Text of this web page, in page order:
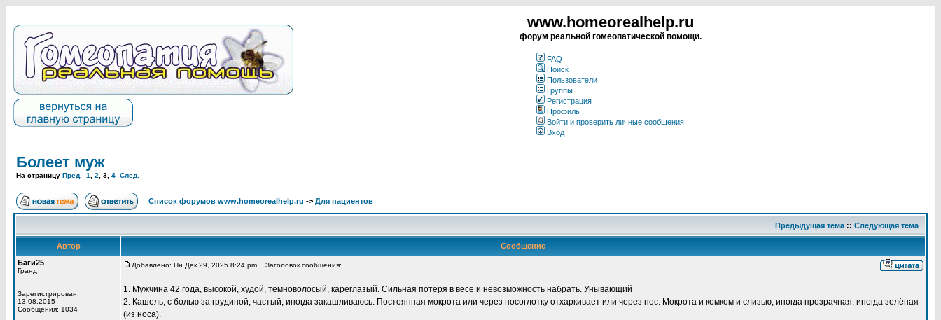
www.homeorealhelp.ru
форум реальной гомеопатической помощи.
FAQ
Поиск
Пользователи
Группы
Регистрация
Профиль
Войти и проверить личные сообщения
Вход
Болеет муж
На страницу Пред. 1 2 3 4 След.
Список форумов www.homeorealhelp.ru -> Для пациентов
Предыдущая тема :: Следующая тема
Автор
Сообщение
Баги25
Гранд
Зарегистрирован:
13.08.2015
Сообщения: 1034
Добавлено: Пн Дек 29, 2025 8:24 pm Заголовок сообщения:
1. Мужчина 42 года, высокой, худой, темноволосый, кареглазый. Сильная потеря в весе и невозможность набрать. Унывающий
2. Кашель, с болью за грудиной, частый, иногда закашливаюсь. Постоянная мокрота или через носоглотку отхаркивает или через нос. Мокрота и комком и слизью, иногда прозрачная, иногда зелёная
(из носа).